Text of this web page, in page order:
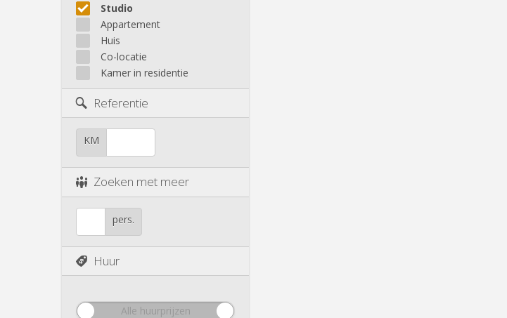
Studio
Appartement
Huis
Co-locatie
Kamer in residentie
Referentie
KM
Zoeken met meer
pers.
Huur
Alle huurprijzen